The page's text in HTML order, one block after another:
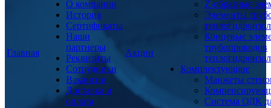
Главная
О компании
История
Сертификаты
Наши
партнеры
Реквизиты
Сотрудники
Вакансии
Доставка и
оплата
Акции
Z-образные
Элементы
Концевые
трубопроводов
Комплектующие
Манжеты
Система ОДК